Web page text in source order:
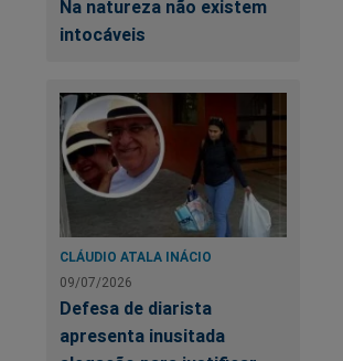
Na natureza não existem
intocáveis
CLÁUDIO ATALA INÁCIO
09/07/2026
Defesa de diarista
apresenta inusitada